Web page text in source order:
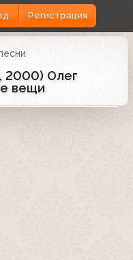
Регистрация
2000) Олег
вещи